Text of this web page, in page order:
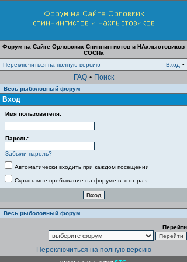
Форум на Сайте Орловских Спиннингистов и НАхлыстовиков
СОСНа
Переключиться на полную версию
Вход •
FAQ • Поиск
Весь рыболовный форум
Вход
Имя пользователя:
Пароль:
Забыли пароль?
Автоматически входить при каждом посещении
Скрыть мое пребывание на форуме в этот раз
Весь рыболовный форум
Перейти
Переключиться на полную версию